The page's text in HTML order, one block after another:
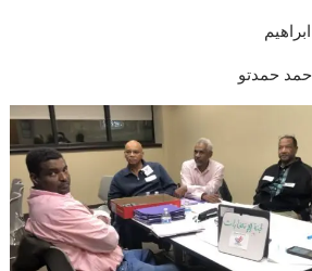
ابراهيم
احمد حمدتو